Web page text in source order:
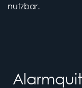
nutzbar.